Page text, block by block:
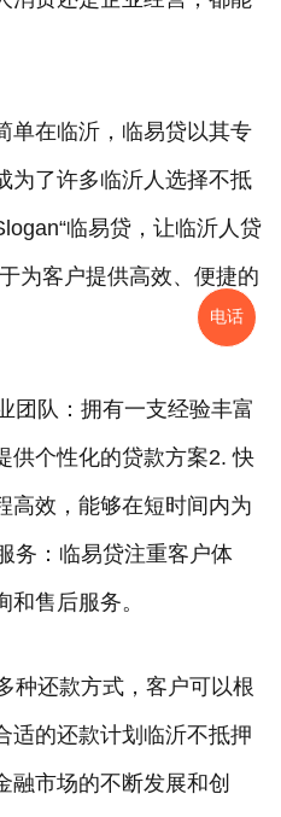
单在临沂，临易贷以其专
为了许多临沂人选择不抵
临易贷，让临沂人贷
为客户提供高效、便捷的
团队：拥有一支经验丰富
供个性化的贷款方案2. 快
高效，能够在短时间内为
务：临易贷注重客户体
售后服务。
种还款方式，客户可以根
适的还款计划临沂不抵押
融市场的不断发展和创
电话